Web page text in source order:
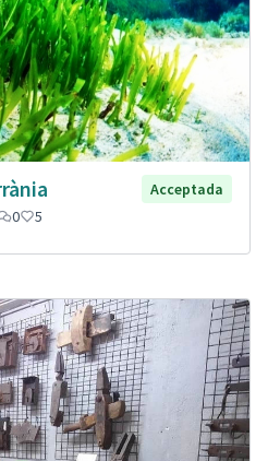
Acceptada
0 5